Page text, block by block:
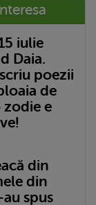
iulie
Daia.
poezii
de
zodie e
din
din
spus